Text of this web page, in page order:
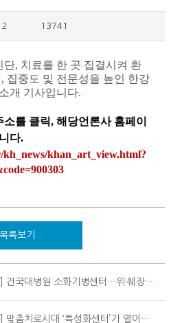
13741
단, 치료를 한 곳 집결시켜 환
, 집중도 및 전문성을 높인 한강
개 기사입니다.
소를 클릭, 해당언론사 홈페이
다.
khan_art_view.html?
목록보기
[한국경제] 건국대병원 소화기병센터…위·췌장·담도 질환…내시경 등 비절제 수술
[경향신문] 맞춤치료시대 ‘특성화센터’가 열어간다 (11)한강성심병원 소화기병센터